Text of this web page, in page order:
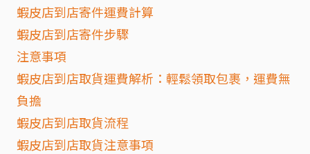
蝦皮店到店寄件運費計算
蝦皮店到店寄件步驟
注意事項
蝦皮店到店取貨運費解析：輕鬆領取包裹，運費無
負擔
蝦皮店到店取貨流程
蝦皮店到店取貨注意事項